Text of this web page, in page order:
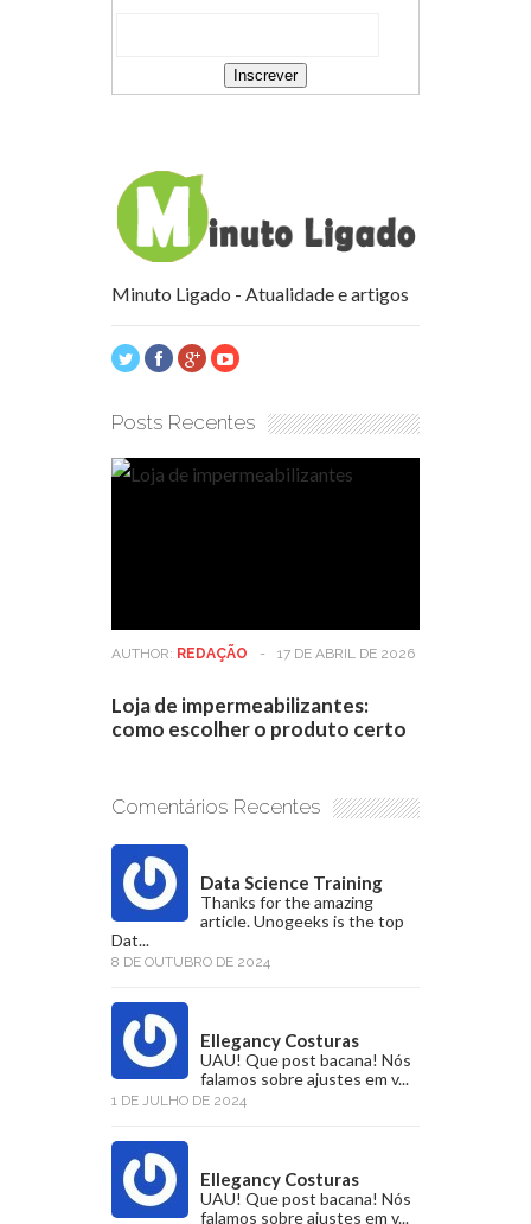
Minuto Ligado - Atualidade e artigos
Posts Recentes
AUTHOR: REDAÇÃO - 17 DE ABRIL DE 2026
Loja de impermeabilizantes:
como escolher o produto certo
Comentários Recentes
Data Science Training
Thanks for the amazing
article. Unogeeks is the top
Dat...
8 DE OUTUBRO DE 2024
Ellegancy Costuras
UAU! Que post bacana! Nós
falamos sobre ajustes em v...
1 DE JULHO DE 2024
Ellegancy Costuras
UAU! Que post bacana! Nós
falamos sobre ajustes em v...